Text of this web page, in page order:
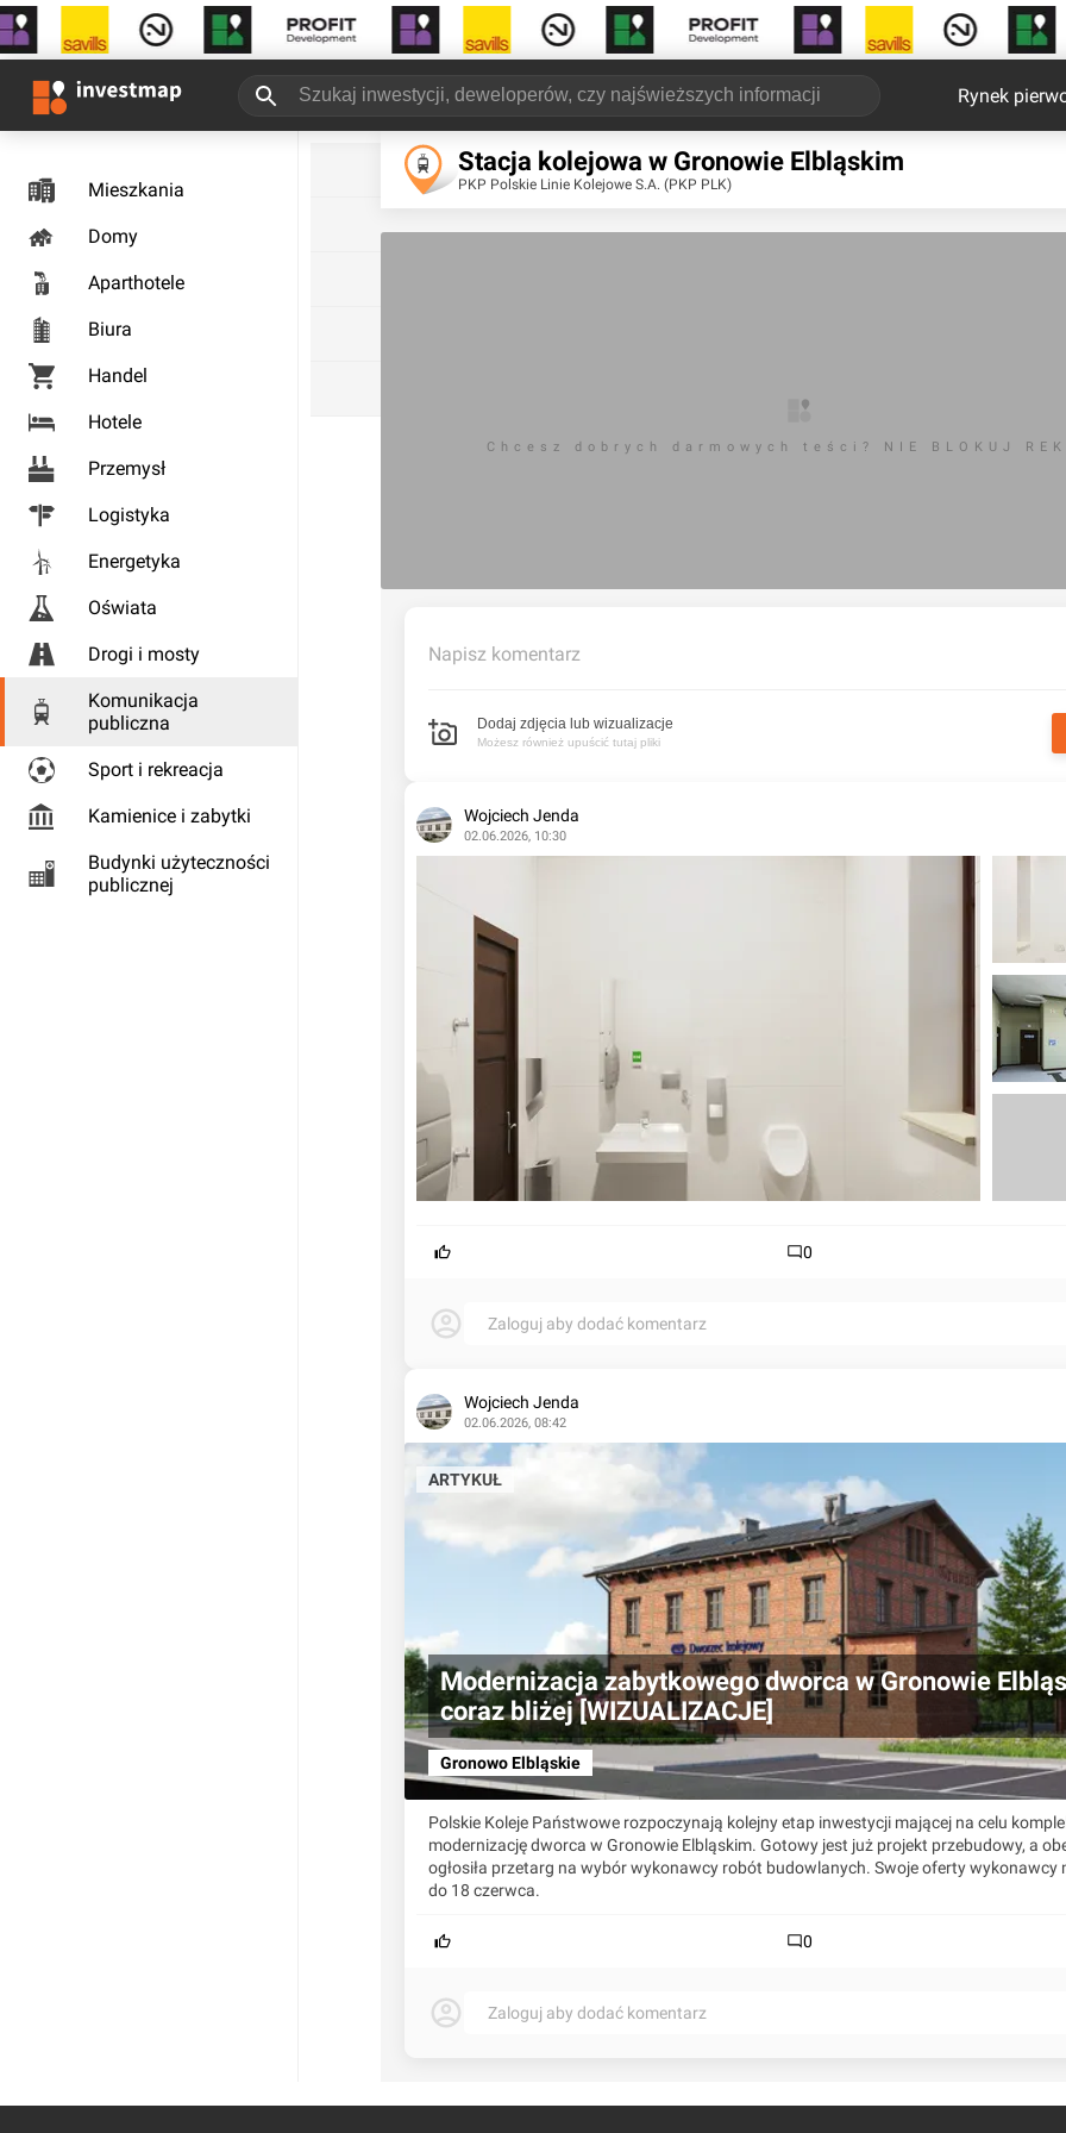
Rynek
Mieszkania
Domy
Aparthotele
Biura
Handel
Hotele
Przemysł
Logistyka
Energetyka
Oświata
Drogi i mosty
Komunikacja
publiczna
Sport i rekreacja
Kamienice i zabytki
Budynki użyteczności
publicznej
Stacja kolejowa w Gronowie Elbląskim
PKP Polskie Linie Kolejowe S.A. (PKP PLK)
Chcesz dobrych darmowych teści? NIE BLOKUJ
Napisz komentarz
Dodaj zdjęcia lub wizualizacje
Możesz również upuścić tutaj pliki
Wojciech Jenda
02.06.2026, 10:30
0
Zaloguj aby dodać komentarz
Wojciech Jenda
02.06.2026, 08:42
Modernizacja zabytkowego dworca w Gronowie
coraz bliżej [WIZUALIZACJE]
Gronowo Elbląskie
ARTYKUŁ
Polskie Koleje Państwowe rozpoczynają kolejny etap inwestycji mającej na celu
modernizację dworca w Gronowie Elbląskim. Gotowy jest już projekt przebudowy, a
ogłosiła przetarg na wybór wykonawcy robót budowlanych. Swoje oferty wykonawcy
do 18 czerwca.
0
Zaloguj aby dodać komentarz